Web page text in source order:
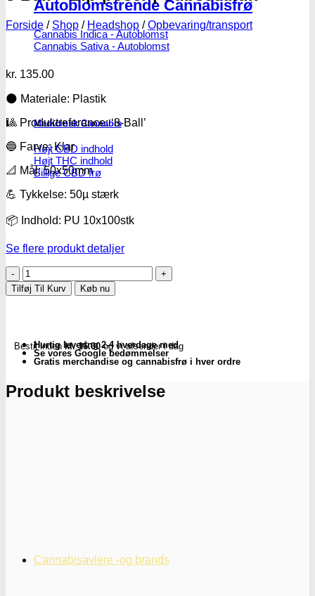
Autoblomstrende Cannabisfrø
Cannabis Indica - Autoblomst
Cannabis Sativa - Autoblomst
Medicinsk Cannabis
Højt CBD indhold
Højt THC indhold
Billige CBD frø
Cannabisavlere -og brands
Forside / Shop / Headshop / Opbevaring/transport
kr. 135.00
🌑 Materiale: Plastik
🎱 Produktreferance: ‘8-Ball’
🔵 Farve: Klar
📐 Mål: 50x50mm
💪 Tykkelse: 50µ stærk
📦 Indhold: PU 10x100stk
Se flere produkt detaljer
8-
Ball
-
Subseed.dk
antal
Tilføj Til Kurv Køb nu
Bestil indenkl. 16.00og vi afsender i dag
Hurtig levering 2-4 hverdage med
Se vores Google bedømmelser
Gratis merchandise og cannabisfrø i hver ordre
Produkt beskrivelse